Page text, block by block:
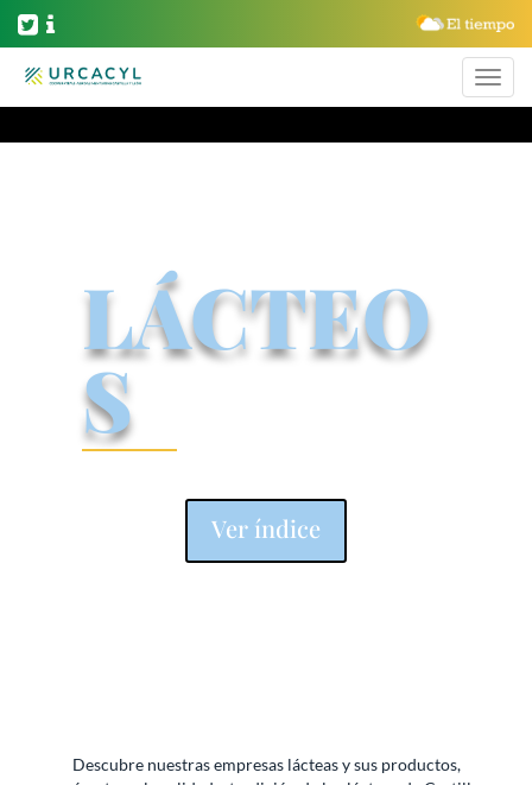
LÁCTEO
S
Ver índice
Descubre nuestras empresas lácteas y sus productos,